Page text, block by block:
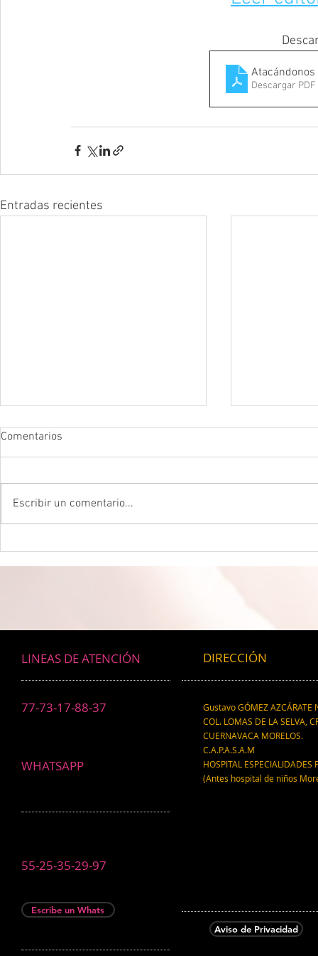
Descargar PDF
Entradas recientes
Comentarios
Escribir un comentario...
LINEAS DE ATENCIÓN
77-73-17-88-37
WHATSAPP
DIRECCIÓN
Gustavo GÓMEZ AZCÁRATE
COL. LOMAS DE LA SELVA,
CUERNAVACA MORELOS.
C.A.P.A.S.A.M
HOSPITAL ESPECIALIDADES
(Antes hospital de niños
55-25-35-29-97
Escribe un Whats
Aviso de Privacidad